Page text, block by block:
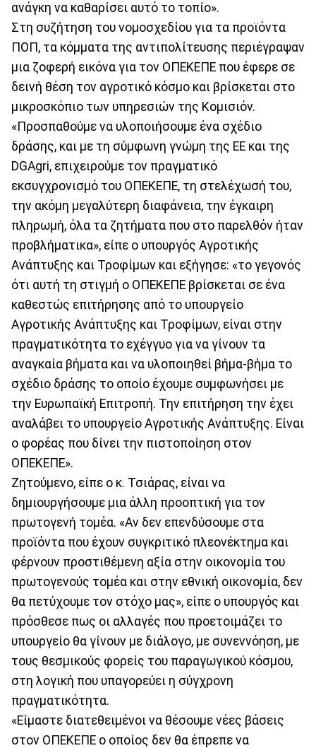
ανάγκη να καθαρίσει αυτό το τοπίο».
Στη συζήτηση του νομοσχεδίου για τα προϊόντα
ΠΟΠ, τα κόμματα της αντιπολίτευσης περιέγραψαν
μια ζοφερή εικόνα για τον ΟΠΕΚΕΠΕ που έφερε σε
δεινή θέση τον αγροτικό κόσμο και βρίσκεται στο
μικροσκόπιο των υπηρεσιών της Κομισιόν.
«Προσπαθούμε να υλοποιήσουμε ένα σχέδιο
δράσης, και με τη σύμφωνη γνώμη της ΕΕ και της
DGAgri, επιχειρούμε τον πραγματικό
εκσυγχρονισμό του ΟΠΕΚΕΠΕ, τη στελέχωσή του,
την ακόμη μεγαλύτερη διαφάνεια, την έγκαιρη
πληρωμή, όλα τα ζητήματα που στο παρελθόν ήταν
προβλήματικα», είπε ο υπουργός Αγροτικής
Ανάπτυξης και Τροφίμων και εξήγησε: «το γεγονός
ότι αυτή τη στιγμή ο ΟΠΕΚΕΠΕ βρίσκεται σε ένα
καθεστώς επιτήρησης από το υπουργείο
Αγροτικής Ανάπτυξης και Τροφίμων, είναι στην
πραγματικότητα το εχέγγυο για να γίνουν τα
αναγκαία βήματα και να υλοποιηθεί βήμα-βήμα το
σχέδιο δράσης το οποίο έχουμε συμφωνήσει με
την Ευρωπαϊκή Επιτροπή. Την επιτήρηση την έχει
αναλάβει το υπουργείο Αγροτικής Ανάπτυξης. Είναι
ο φορέας που δίνει την πιστοποίηση στον
ΟΠΕΚΕΠΕ».
Ζητούμενο, είπε ο κ. Τσιάρας, είναι να
δημιουργήσουμε μια άλλη προοπτική για τον
πρωτογενή τομέα. «Αν δεν επενδύσουμε στα
προϊόντα που έχουν συγκριτικό πλεονέκτημα και
φέρνουν προστιθέμενη αξία στην οικονομία του
πρωτογενούς τομέα και στην εθνική οικονομία, δεν
θα πετύχουμε τον στόχο μας», είπε ο υπουργός και
πρόσθεσε πως οι αλλαγές που προετοιμάζει το
υπουργείο θα γίνουν με διάλογο, με συνεννόηση, με
τους θεσμικούς φορείς του παραγωγικού κόσμου,
στη λογική που υπαγορεύει η σύγχρονη
πραγματικότητα.
«Είμαστε διατεθειμένοι να θέσουμε νέες βάσεις
στον ΟΠΕΚΕΠΕ ο οποίος δεν θα έπρεπε να